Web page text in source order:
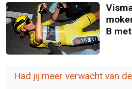
B
Had jij meer verwacht van